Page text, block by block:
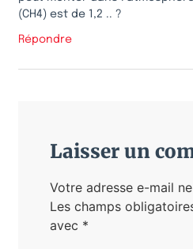
(CH4) est de 1,2 .. ?
Répondre
Laisser un
Votre adresse e-mail
Les champs
avec *